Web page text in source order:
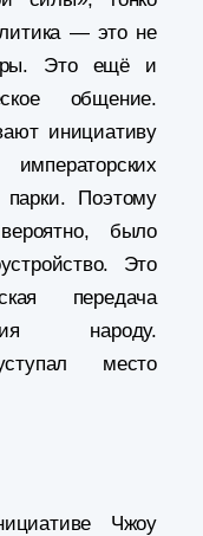
— это не
Это ещё и
общение.
инициативу
Поэтому
было
Это
передача
народу.
место
Чжоу